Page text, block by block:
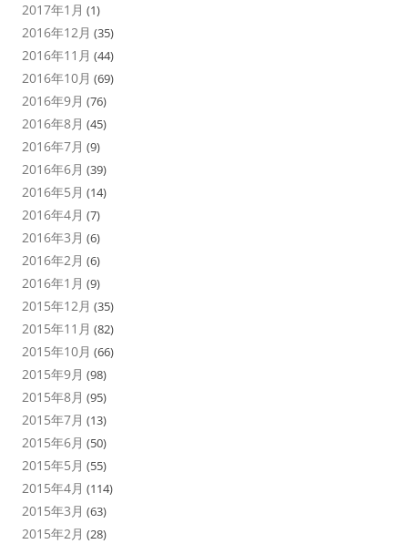
2017年1月 (1)
2016年12月 (35)
2016年11月 (44)
2016年10月 (69)
2016年9月 (76)
2016年8月 (45)
2016年7月 (9)
2016年6月 (39)
2016年5月 (14)
2016年4月 (7)
2016年3月 (6)
2016年2月 (6)
2016年1月 (9)
2015年12月 (35)
2015年11月 (82)
2015年10月 (66)
2015年9月 (98)
2015年8月 (95)
2015年7月 (13)
2015年6月 (50)
2015年5月 (55)
2015年4月 (114)
2015年3月 (63)
2015年2月 (28)